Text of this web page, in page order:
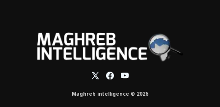
Maghreb intelligence © 2026